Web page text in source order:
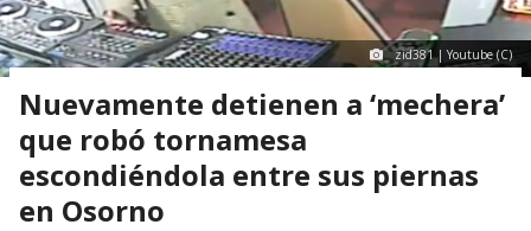
zid381 | Youtube (C)
Nuevamente detienen a ‘mechera’
que robó tornamesa
escondiéndola entre sus piernas
en Osorno